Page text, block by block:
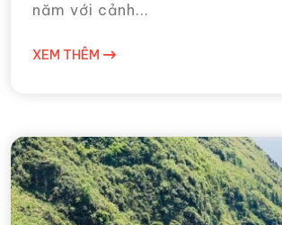
năm với cảnh...
XEM THÊM